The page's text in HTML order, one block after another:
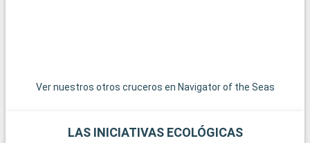
Ver nuestros otros cruceros en Navigator of the Seas
LAS INICIATIVAS ECOLÓGICAS